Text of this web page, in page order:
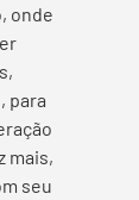
onde
para
mais,
seu